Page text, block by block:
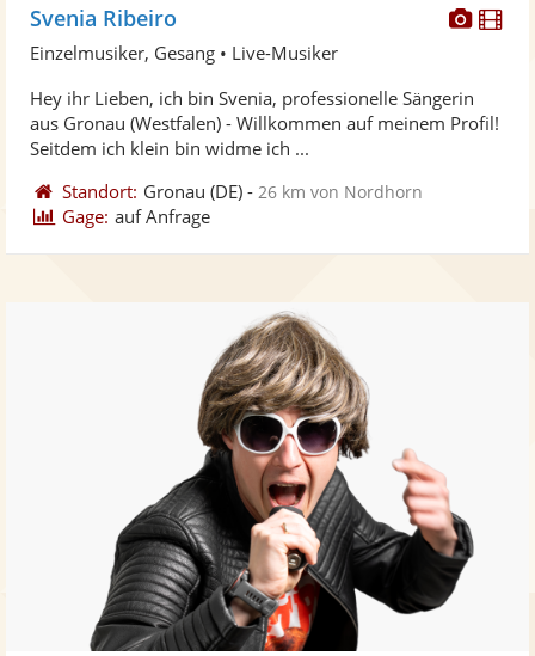
Svenia Ribeiro
Einzelmusiker, Gesang • Live-Musiker
Hey ihr Lieben, ich bin Svenia, professionelle Sängerin
aus Gronau (Westfalen) - Willkommen auf meinem Profil!
Seitdem ich klein bin widme ich ...
Standort: Gronau (DE) - 26 km von Nordhorn
Gage: auf Anfrage